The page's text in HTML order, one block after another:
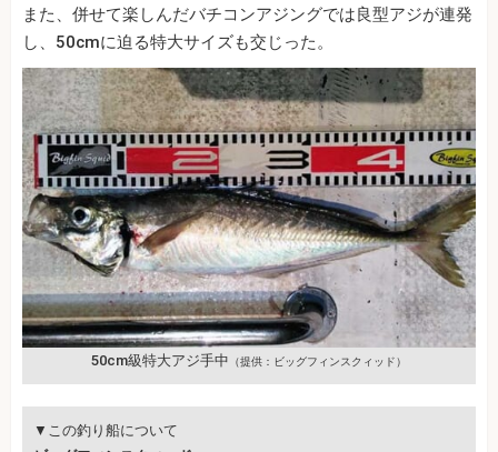
また、併せて楽しんだバチコンアジングでは良型アジが連発
し、50cmに迫る特大サイズも交じった。
50cm級特大アジ手中 （提供：ビッグフィンスクィッド）
▼この釣り船について